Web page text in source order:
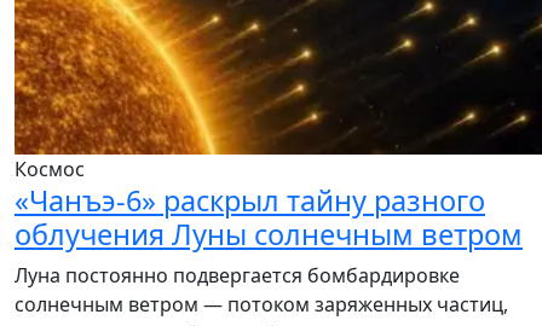
Космос
«Чанъэ-6» раскрыл тайну разного
облучения Луны солнечным ветром
Луна постоянно подвергается бомбардировке
солнечным ветром — потоком заряженных частиц,